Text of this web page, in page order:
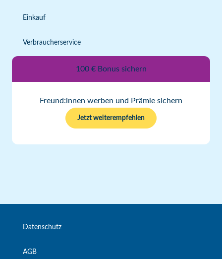
Einkauf
Verbraucherservice
100 € Bonus sichern
Freund:innen werben und Prämie sichern
Jetzt weiterempfehlen
Datenschutz
AGB